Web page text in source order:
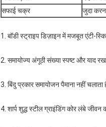
सफाई चक्र
जुदा
1. बॉडी स्ट्राइप डिज़ाइन में मजबूत एंटी-
2. समायोज्य अंगूठी संख्या स्पष्ट और याद
3. बिंदु प्रकार समायोजन पैमाना नहीं चलाता
4. शार्प शुद्ध स्टील ग्राइंडिंग कोर लंबे